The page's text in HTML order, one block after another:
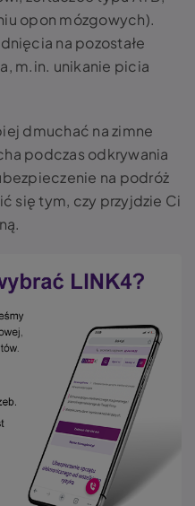
opon mózgowych).
na pozostałe
m.in. unikanie picia
dmuchać na zimne
podczas odkrywania
na podróż
się tym, czy przyjdzie Ci